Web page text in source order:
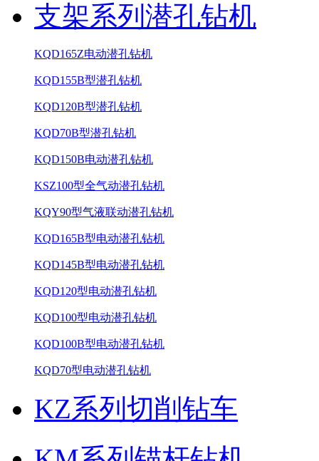
支架系列潜孔钻机
KQD165Z电动潜孔钻机
KQD155B型潜孔钻机
KQD120B型潜孔钻机
KQD70B型潜孔钻机
KQD150B电动潜孔钻机
KSZ100型全气动潜孔钻机
KQY90型气液联动潜孔钻机
KQD165B型电动潜孔钻机
KQD145B型电动潜孔钻机
KQD120型电动潜孔钻机
KQD100型电动潜孔钻机
KQD100B型电动潜孔钻机
KQD70型电动潜孔钻机
KZ系列切削钻车